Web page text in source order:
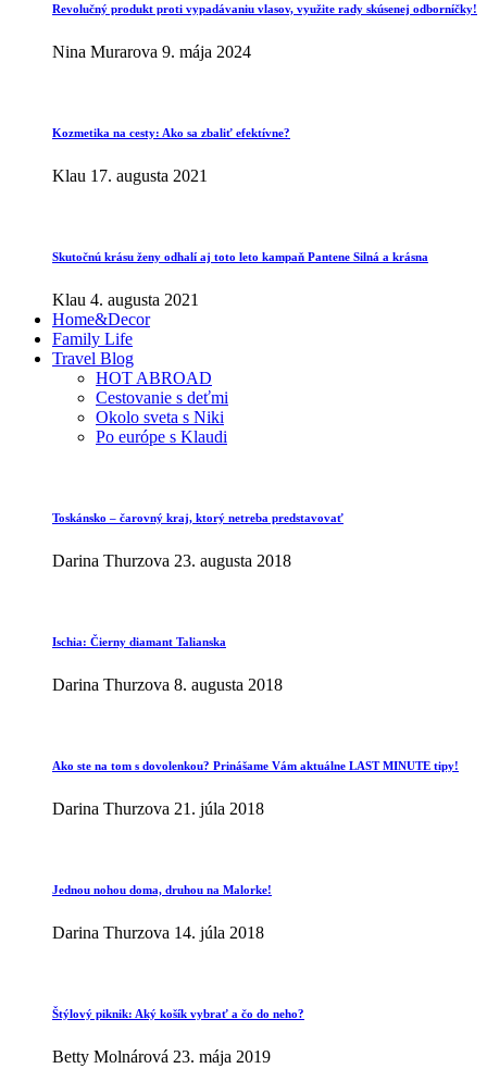
Revolučný produkt proti vypadávaniu vlasov, využite rady skúsenej odborníčky!
Nina Murarova 9. mája 2024
Kozmetika na cesty: Ako sa zbaliť efektívne?
Klau 17. augusta 2021
Skutočnú krásu ženy odhalí aj toto leto kampaň Pantene Silná a krásna
Klau 4. augusta 2021
Home&Decor
Family Life
Travel Blog
HOT ABROAD
Cestovanie s deťmi
Okolo sveta s Niki
Po európe s Klaudi
Toskánsko – čarovný kraj, ktorý netreba predstavovať
Darina Thurzova 23. augusta 2018
Ischia: Čierny diamant Talianska
Darina Thurzova 8. augusta 2018
Ako ste na tom s dovolenkou? Prinášame Vám aktuálne LAST MINUTE tipy!
Darina Thurzova 21. júla 2018
Jednou nohou doma, druhou na Malorke!
Darina Thurzova 14. júla 2018
Štýlový piknik: Aký košík vybrať a čo do neho?
Betty Molnárová 23. mája 2019